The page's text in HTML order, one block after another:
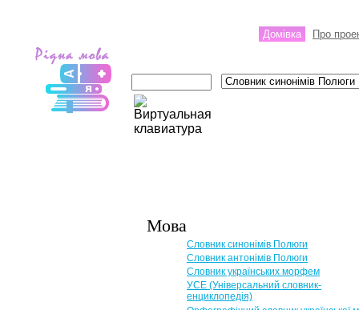
Домівка Про
Мова
Словник синонімів Полюги
Словник антонімів Полюги
Словник українських морфем
УСЕ (Універсальний словник-
енциклопедія)